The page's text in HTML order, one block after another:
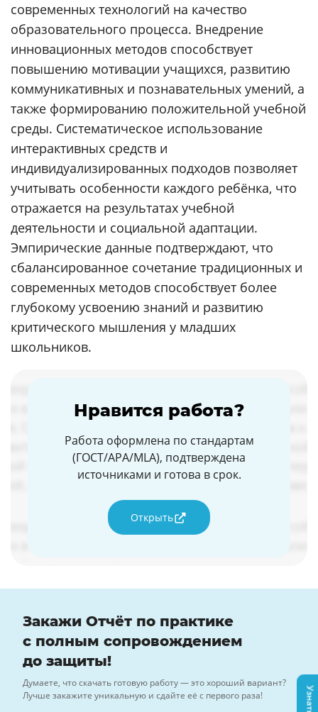
современных технологий на качество
образовательного процесса. Внедрение
инновационных методов способствует
повышению мотивации учащихся, развитию
коммуникативных и познавательных умений, а
также формированию положительной учебной
среды. Систематическое использование
интерактивных средств и
индивидуализированных подходов позволяет
учитывать особенности каждого ребёнка, что
отражается на результатах учебной
деятельности и социальной адаптации.
Эмпирические данные подтверждают, что
сбалансированное сочетание традиционных и
современных методов способствует более
глубокому усвоению знаний и развитию
критического мышления у младших
школьников.
Нравится работа?
Работа оформлена по стандартам
(ГОСТ/APA/MLA), подтверждена
источниками и готова в срок.
Открыть
Закажи Отчёт по практике
с полным сопровождением
до защиты!
Думаете, что скачать готовую работу — это хороший вариант?
Лучше закажите уникальную и сдайте её с первого раза!